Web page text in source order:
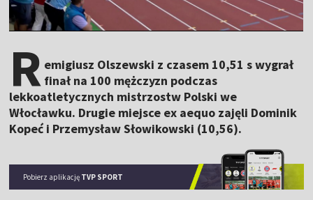
R emigiusz Olszewski z czasem 10,51 s wygrał
finał na 100 mężczyzn podczas
lekkoatletycznych mistrzostw Polski we
Włocławku. Drugie miejsce ex aequo zajęli Dominik
Kopeć i Przemysław Słowikowski (10,56).
Pobierz aplikację TVP SPORT